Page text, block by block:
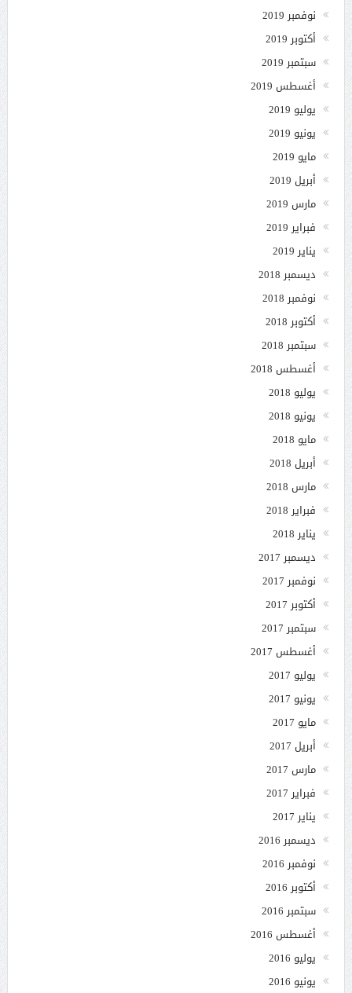
نوفمبر 2019
أكتوبر 2019
سبتمبر 2019
أغسطس 2019
يوليو 2019
يونيو 2019
مايو 2019
أبريل 2019
مارس 2019
فبراير 2019
يناير 2019
ديسمبر 2018
نوفمبر 2018
أكتوبر 2018
سبتمبر 2018
أغسطس 2018
يوليو 2018
يونيو 2018
مايو 2018
أبريل 2018
مارس 2018
فبراير 2018
يناير 2018
ديسمبر 2017
نوفمبر 2017
أكتوبر 2017
سبتمبر 2017
أغسطس 2017
يوليو 2017
يونيو 2017
مايو 2017
أبريل 2017
مارس 2017
فبراير 2017
يناير 2017
ديسمبر 2016
نوفمبر 2016
أكتوبر 2016
سبتمبر 2016
أغسطس 2016
يوليو 2016
يونيو 2016